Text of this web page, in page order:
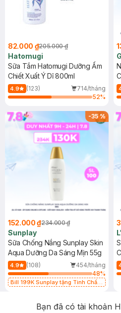
82.000 ₫205.000 ₫
Hatomugi
Sữa Tắm Hatomugi Dưỡng Ẩm
Chiết Xuất Ý Dĩ 800ml
4.9 (123)
714/tháng
52%
-35%
152.000 ₫234.000 ₫
Sunplay
Sữa Chống Nắng Sunplay Skin
Aqua Dưỡng Da Sáng Mịn 55g
4.9 (108)
454/tháng
48%
Bill 199K Sunplay tặng Tinh Chất
Bạn đã có tài khoản